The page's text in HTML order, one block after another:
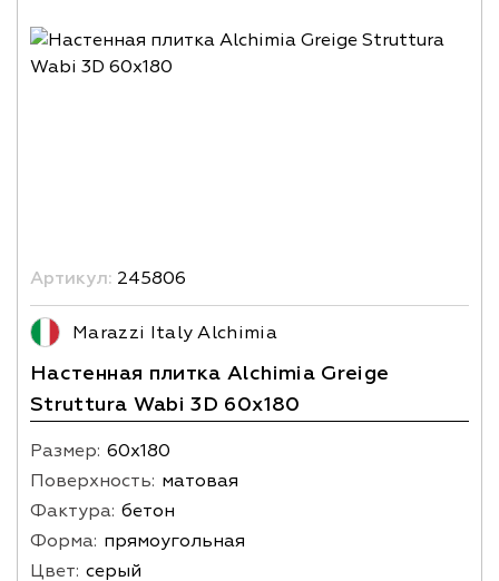
Артикул: 245806
Marazzi Italy Alchimia
Настенная плитка Alchimia Greige
Struttura Wabi 3D 60x180
Размер: 60х180
Поверхность: матовая
Фактура: бетон
Форма: прямоугольная
Цвет: серый